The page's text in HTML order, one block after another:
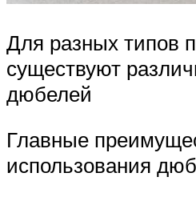
Для разных типов
существуют
дюбелей
Главные
использования